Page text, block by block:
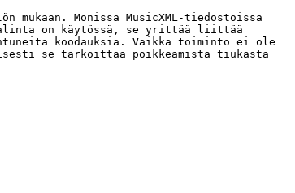
Monissa MusicXML-tiedostoissa
on käytössä, se yrittää liittää
koodauksia. Vaikka toiminto ei ole
se tarkoittaa poikkeamista tiukasta